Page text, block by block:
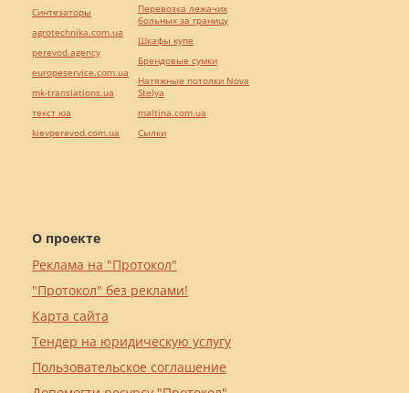
О проекте
Реклама на "Протокол"
"Протокол" без реклами!
Карта сайта
Тендер на юридическую услугу
Пользовательское соглашение
Синтезаторы
agrotechnika.com.ua
perevod.agency
europeservice.com.ua
mk-translations.ua
текст юа
kievperevod.com.ua
Перевозка лежачих
больных за границу
Шкафы купе
Брендовые сумки
Натяжные потолки Nova
Stelya
maltina.com.ua
Cылки